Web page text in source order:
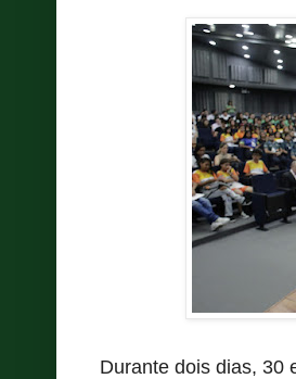
Durante dois dias, 30